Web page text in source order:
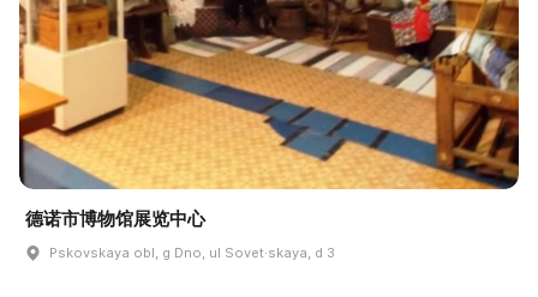
德诺市博物馆展览中心
Pskovskaya obl, g Dno, ul Sovet·skaya, d 3